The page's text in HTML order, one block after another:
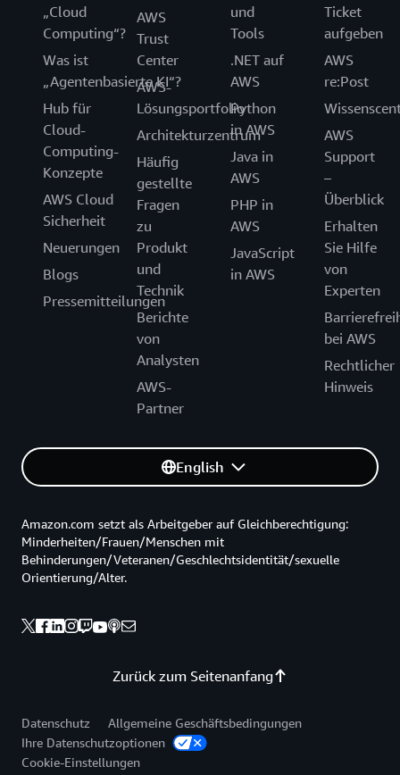
„Cloud
Computing“?
Was ist
„Agentenbasierte KI“?
Hub für
Cloud-
Computing-
Konzepte
AWS Cloud
Sicherheit
Neuerungen
Blogs
Pressemitteilungen
AWS
Trust
Center
AWS-
Lösungsportfolio
Architekturzentrum
Häufig
gestellte
Fragen
zu
Produkt
und
Technik
Berichte
von
Analysten
AWS-
Partner
und
Tools
.NET auf
AWS
Python
in AWS
Java in
AWS
PHP in
AWS
JavaScript
in AWS
Ticket
aufgeben
AWS
re:Post
AWS
Support
–
Überblick
Erhalten
Sie Hilfe
von
Experten
bei AWS
Rechtlicher
Hinweis
English
Zurück zum Seitenanfang
Amazon.com setzt als Arbeitgeber auf Gleichberechtigung:
Minderheiten/Frauen/Menschen mit
Behinderungen/Veteranen/Geschlechtsidentität/sexuelle
Orientierung/Alter.
Datenschutz
Allgemeine Geschäftsbedingungen
Ihre Datenschutzoptionen
Cookie-Einstellungen